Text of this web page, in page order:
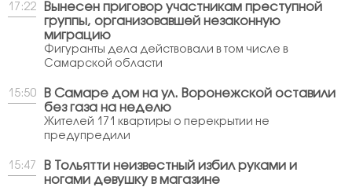
17:22
Вынесен приговор участникам преступной
группы, организовавшей незаконную
миграцию
Фигуранты дела действовали в том числе в
Самарской области
15:50
В Самаре дом на ул. Воронежской оставили
без газа на неделю
Жителей 171 квартиры о перекрытии не
предупредили
15:47
В Тольятти неизвестный избил руками и
ногами девушку в магазине